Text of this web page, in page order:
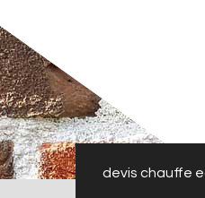
devis chauffe